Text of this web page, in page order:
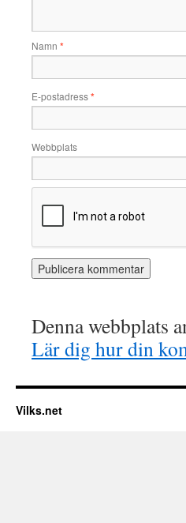
Namn *
E-postadress*
Webbplats
Denna webbplats
Lär dig hur din
Vilks.net